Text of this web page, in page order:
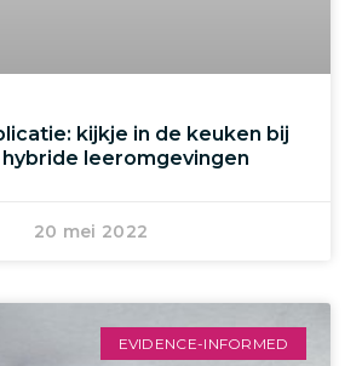
kijkje in de keuken bij
leeromgevingen
20 mei 2022
EVIDENCE-INFORMED